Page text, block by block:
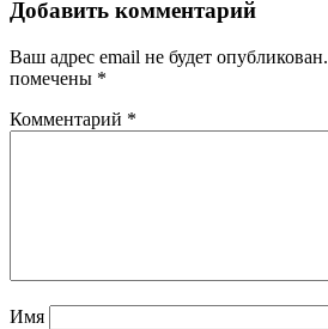
Добавить комментарий
Ваш адрес email не будет опубликован.
помечены *
Комментарий *
Имя